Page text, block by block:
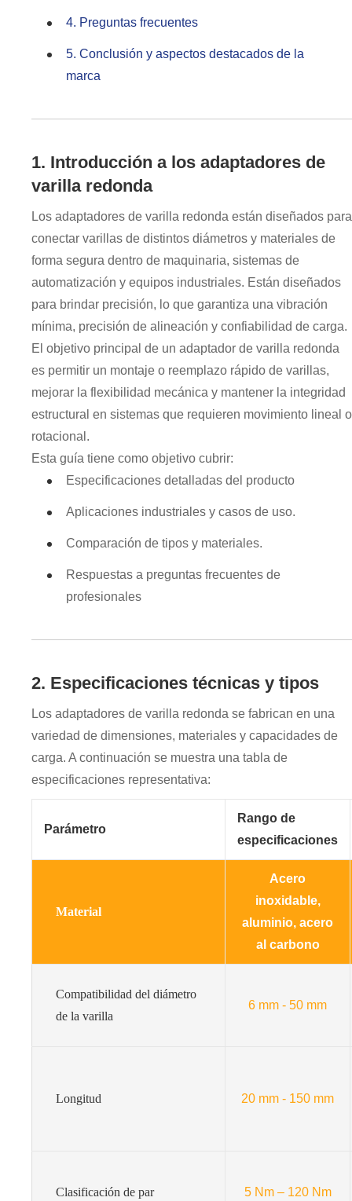
4. Preguntas frecuentes
5. Conclusión y aspectos destacados de la
marca
1. Introducción a los adaptadores de
varilla redonda
Los adaptadores de varilla redonda están diseñados para
conectar varillas de distintos diámetros y materiales de
forma segura dentro de maquinaria, sistemas de
automatización y equipos industriales. Están diseñados
para brindar precisión, lo que garantiza una vibración
mínima, precisión de alineación y confiabilidad de carga.
El objetivo principal de un adaptador de varilla redonda
es permitir un montaje o reemplazo rápido de varillas,
mejorar la flexibilidad mecánica y mantener la integridad
estructural en sistemas que requieren movimiento lineal o
rotacional.
Esta guía tiene como objetivo cubrir:
Especificaciones detalladas del producto
Aplicaciones industriales y casos de uso.
Comparación de tipos y materiales.
Respuestas a preguntas frecuentes de
profesionales
2. Especificaciones técnicas y tipos
Los adaptadores de varilla redonda se fabrican en una
variedad de dimensiones, materiales y capacidades de
carga. A continuación se muestra una tabla de
especificaciones representativa:
Parámetro
Rango de
especificaciones
Material
Acero
inoxidable,
aluminio, acero
al carbono
Compatibilidad del diámetro
de la varilla
6 mm - 50 mm
Longitud 20 mm - 150 mm
Clasificación de par 5 Nm – 120 Nm